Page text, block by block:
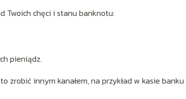
Twoich chęci i stanu banknotu:
pieniądz.
zrobić innym kanałem, na przykład w kasie banku